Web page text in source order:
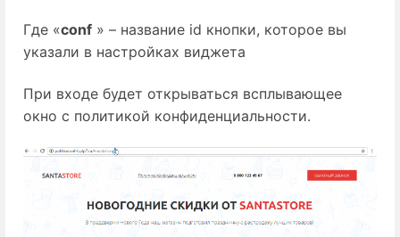
Где «conf » – название id кнопки, которое вы
указали в настройках виджета
При входе будет открываться всплывающее
окно с политикой конфиденциальности.